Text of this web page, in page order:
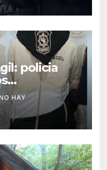
policia
HAY